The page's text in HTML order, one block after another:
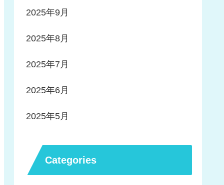
2025年9月
2025年8月
2025年7月
2025年6月
2025年5月
Categories